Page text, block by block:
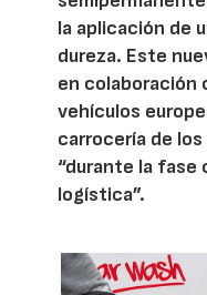
la aplicación de
dureza. Este
en colaboración
vehículos
carrocería de
“durante la fase
logística”.